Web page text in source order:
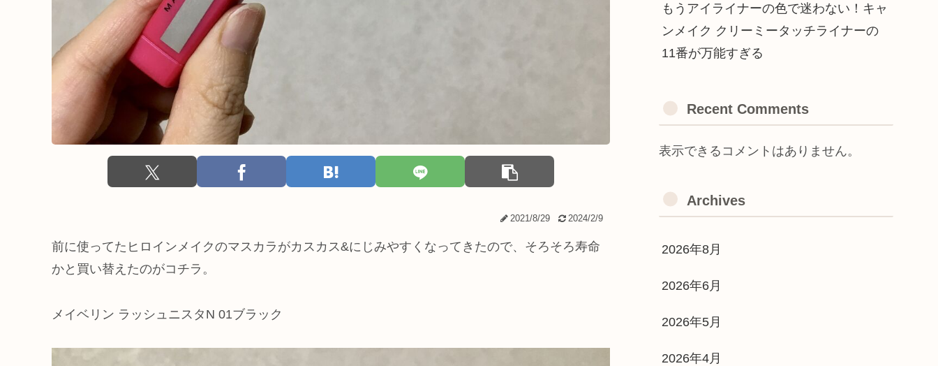
2021/8/29 2024/2/9
前に使ってたヒロインメイクのマスカラがカスカス&にじみやすくなってきたので、そろそろ寿命
かと買い替えたのがコチラ。
メイベリン ラッシュニスタN 01ブラック
もうアイライナーの色で迷わない！キャ
ンメイク クリーミータッチライナーの
11番が万能すぎる
Recent Comments
表示できるコメントはありません。
Archives
2026年8月
2026年6月
2026年5月
2026年4月